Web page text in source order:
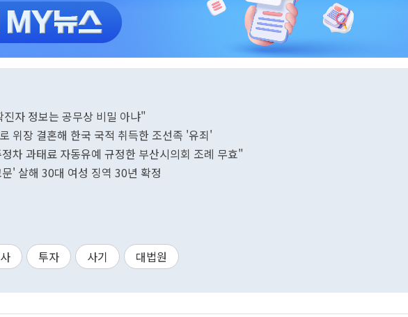
자 정보는 공무상 비밀 아냐"
위장 결혼해 한국 국적 취득한 조선족 '유죄'
차 과태료 자동유예 규정한 부산시의회 조례 무효"
' 살해 30대 여성 징역 30년 확정
투자 사기 대법원